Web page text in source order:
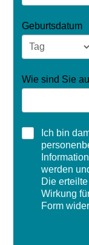
Geburtsdatum
Wie sind Sie
Ich bin
werden
Die
Wirkung
Form